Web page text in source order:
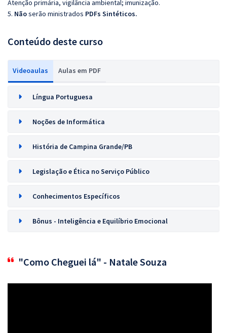
Atenção primária, vigilância ambiental; imunização.
5. Nãoserão ministrados PDFs Sintéticos.
Conteúdo deste curso
Videoaulas Aulas em PDF
Língua Portuguesa
Noções de Informática
História de Campina Grande/PB
Legislação e Ética no Serviço Público
Conhecimentos Específicos
Bônus - Inteligência e Equilíbrio Emocional
"Como Cheguei lá" - Natale Souza